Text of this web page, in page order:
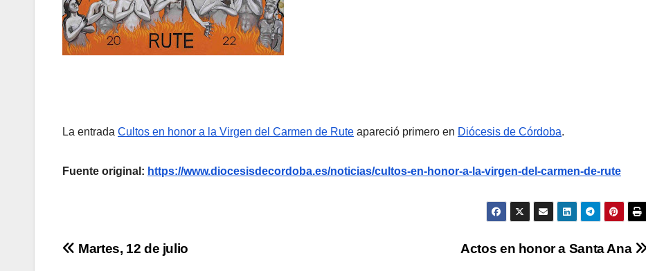
La entrada Cultos en honor a la Virgen del Carmen de Rute apareció primero en Diócesis de Córdoba.
Fuente original: https://www.diocesisdecordoba.es/noticias/cultos-en-honor-a-la-virgen-del-carmen-de-rute
Navegación
Actos en honor a Santa Ana
Martes, 12 de julio